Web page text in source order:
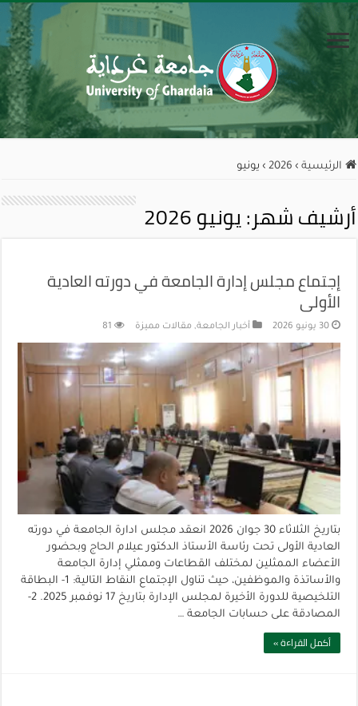
الرئيسية ›
2026
› يونيو
أرشيف شهر:يونيو 2026
إجتماع مجلس إدارة الجامعة في دورته العادية
الأولى
30 يونيو 2026 أخبار الجامعة, مقالات مميزة 81
بتاريخ الثلاثاء 30 جوان 2026 انعقد مجلس ادارة الجامعة في دورته
العادية الأولى تحت رئاسة الأستاذ الدكتور عيلام الحاج وبحضور
الأعضاء الممثلين لمختلف القطاعات وممثلي إدارة الجامعة
والأساتذة والموظفين، حيث تناول الإجتماع النقاط التالية: 1- البطاقة
التلخيصية للدورة الأخيرة لمجلس الإدارة بتاريخ 17 نوفمبر 2025. 2-
المصادقة على حسابات الجامعة …
أكمل القراءة »